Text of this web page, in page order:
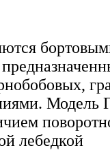
Модель
лебедкой